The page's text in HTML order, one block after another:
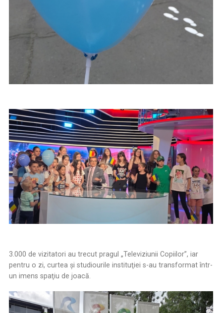
3.000 de vizitatori au trecut pragul „Televiziunii Copiilor”, iar
pentru o zi, curtea şi studiourile instituţiei s-au transformat într-
un imens spaţiu de joacă.